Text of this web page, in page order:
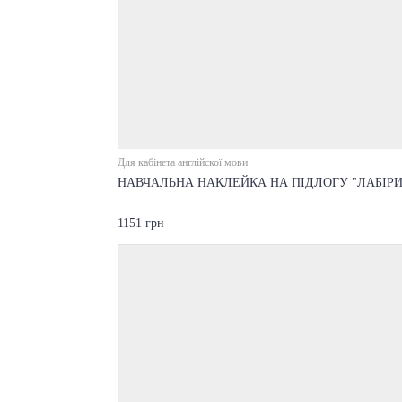
Для кабінета англійскої мови
НАВЧАЛЬНА НАКЛЕЙКА НА ПІДЛОГУ
1151 грн